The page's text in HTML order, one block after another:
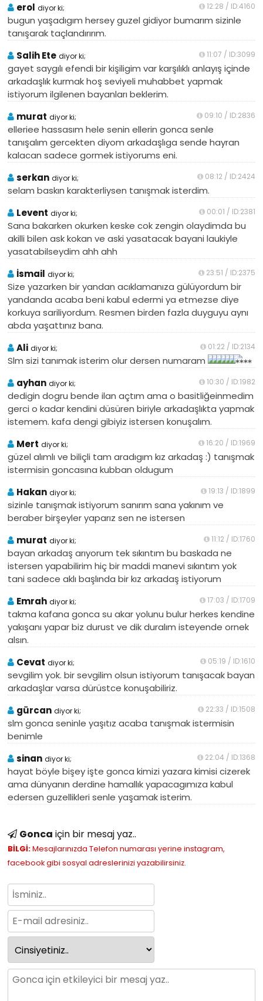
erol diyor ki; 12:28 / ID:4160
bugun yaşadıgım hersey guzel gidiyor bumarım sizinle
tanışarak taçlandırırım.
Salih Ete diyor ki; 11:07 / ID:3099
gayet saygılı efendi bir kişiligim var karşılıklı anlayış içinde
arkadaşlık kurmak hoş seviyeli muhabbet yapmak
istiyorum ilgilenen bayanları beklerim.
murat diyor ki; 09:10 / ID:2836
elleriee hassasım hele senin ellerin gonca senle
tanışalım gercekten diyom arkadaşlıga sende hayran
kalacan sadece gormek istiyorums eni.
serkan diyor ki; 08:12 / ID:2424
selam baskın karakterliysen tanışmak isterdim.
Levent diyor ki; 00:01 / ID:2381
Sana bakarken okurken keske cok zengin olaydimda bu
akilli bilen ask kokan ve aski yasatacak bayani laukiyle
yasatabilseydim ahh ahh
İsmail diyor ki; 23:51 / ID:2375
Size yazarken bir yandan acıklamanıza gülüyordum bir
yandanda acaba beni kabul edermi ya etmezse diye
korkuya sariliyordum. Resmen birden fazla duyguyu aynı
abda yaşattınız bana.
Ali diyor ki; 01:22 / ID:2134
Slm sizi tanımak isterim olur dersen numaram
ayhan diyor ki; 10:30 / ID:1982
dedigin dogru bende ilan açtım ama o basitliğeinmedim
gerci o kadar kendini düsüren biriyle arkadaşlıkta yapmak
istemem. kafa dengi gibiyiz istersen konuşalım.
Mert diyor ki; 16:20 / ID:1969
güzel alımlı ve biliçli tam aradıgım kız arkadaş :) tanışmak
istermisin goncasına kubban oldugum
Hakan diyor ki; 19:13 / ID:1899
sizinle tanışmak istiyorum sanırım sana yakınım ve
beraber birşeyler yaparız sen ne istersen
murat diyor ki; 11:12 / ID:1760
bayan arkadaş arıyorum tek sıkıntım bu baskada ne
istersen yapabilirim hiç bir maddi manevi sıkıntım yok
tani sadece aklı başlında bir kız arkadaş istiyorum
Emrah diyor ki; 17:03 / ID:1709
takma kafana gonca su akar yolunu bulur herkes kendine
yakışanı yapar biz durust ve dik duralım isteyende ornek
alsın.
Cevat diyor ki; 05:19 / ID:1610
sevgilim yok. bir sevgilim olsun istiyorum tanışacak bayan
arkadaşlar varsa dürüstce konuşabiliriz.
gürcan diyor ki; 22:33 / ID:1508
slm gonca seninle yaşıtız acaba tanışmak istermisin
benimle
sinan diyor ki; 22:04 / ID:1368
hayat böyle bişey işte gonca kimizi yazara kimisi cizerek
ama dünyanın derdine hamallık yapacagımıza kabul
edersen guzellikleri senle yaşamak isterim.
Gonca için bir mesaj yaz..
BİLGİ:Mesajlarınızda Telefon numarası yerine instagram,
facebook gibi sosyal adreslerinizi yazabilirsiniz.